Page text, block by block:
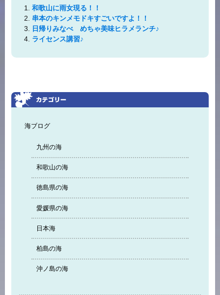
和歌山に雨女現る！！
串本のキンメモドキすごいですよ！！
日帰りみなべ めちゃ美味ヒラメランチ♪
ライセンス講習♪
海ブログ
九州の海
和歌山の海
徳島県の海
愛媛県の海
日本海
柏島の海
沖ノ島の海